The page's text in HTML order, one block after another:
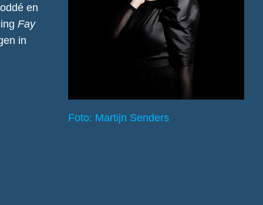
Foto: Martijn Senders
en
Fay
in